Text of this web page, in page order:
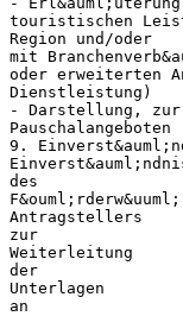
touristischen
Region und/oder
mit
oder erweiterten
Dienstleistung)
- Darstellung, zur
9.
des
Antragstellers
zur
Weiterleitung
der
Unterlagen
an